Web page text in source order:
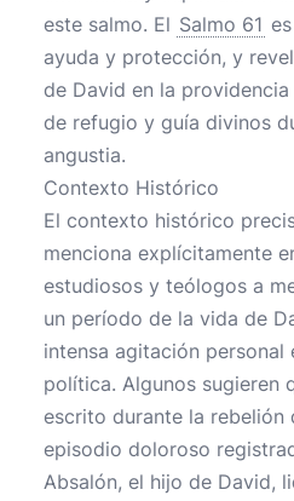
este salmo. El Salmo 61
ayuda y protección, y
de David en la
de refugio y guía divinos
angustia.
Contexto Histórico
El contexto histórico
menciona explícitamente
estudiosos y teólogos a
un período de la vida de
intensa agitación personal
política. Algunos sugieren
escrito durante la rebelión
episodio doloroso
Absalón, el hijo de David,